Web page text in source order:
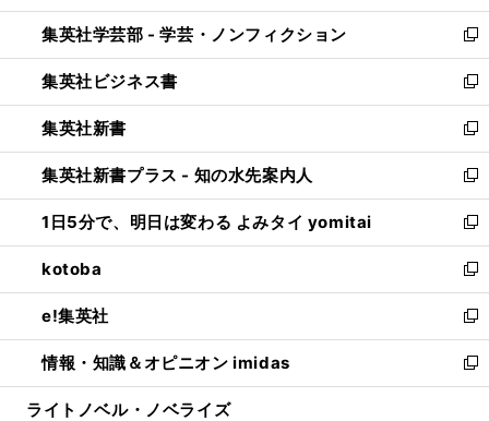
開
く
ウ
で
開
く
ン
ド
ウ
で
開
く
ウ
ィ
ン
ド
ウ
で
開
く
集英社学芸部 - 学芸・ノンフィクション
新
し
い
ウ
ィ
ン
ド
ウ
で
開
く
集英社ビジネス書
新
し
い
ウ
ィ
ン
ド
ウ
で
開
く
集英社新書
新
し
い
ウ
ィ
ン
ド
ウ
で
開
く
集英社新書プラス - 知の水先案内人
新
し
い
ウ
ィ
ン
ド
ウ
で
開
1日5分で、明日は変わる よみタイ yomitai
新
し
い
ウ
ィ
ン
ド
ウ
kotoba
新
し
い
ウ
ィ
ン
e!集英社
新
し
い
ウ
情報・知識＆オピニオン imidas
新
し
ライトノベル・ノベライズ